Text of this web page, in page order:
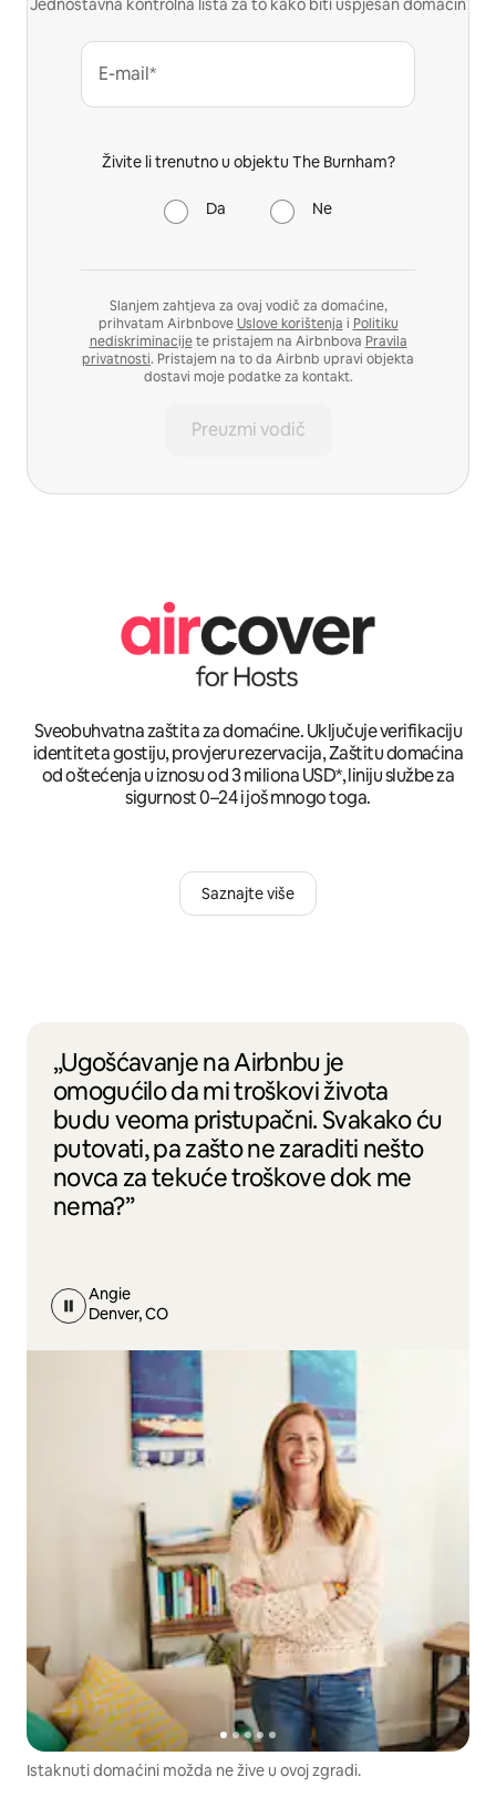
Jednostavna kontrolna lista za to kako biti uspješan domaćin
E-mail*
Živite li trenutno u objektu The Burnham?
Da Ne
Slanjem zahtjeva za ovaj vodič za domaćine,
prihvatam AirbnboveUslove korištenja i Politiku
nediskriminacijete pristajem na Airbnbova Pravila
privatnosti. Pristajem na to da Airbnb upravi objekta
dostavi moje podatke za kontakt.
Preuzmi vodič
Sveobuhvatna zaštita za domaćine. Uključuje verifikaciju
identiteta gostiju, provjeru rezervacija, Zaštitu domaćina
od oštećenja u iznosu od 3 miliona USD*, liniju službe za
sigurnost 0–24 i još mnogo toga.
Saznajte više
„Ugošćavanje na Airbnbu je
omogućilo da mi troškovi života
budu veoma pristupačni. Svakako ću
putovati, pa zašto ne zaraditi nešto
novca za tekuće troškove dok me
nema?”
Angie
Denver, CO
Istaknuti domaćini možda ne žive u ovoj zgradi.